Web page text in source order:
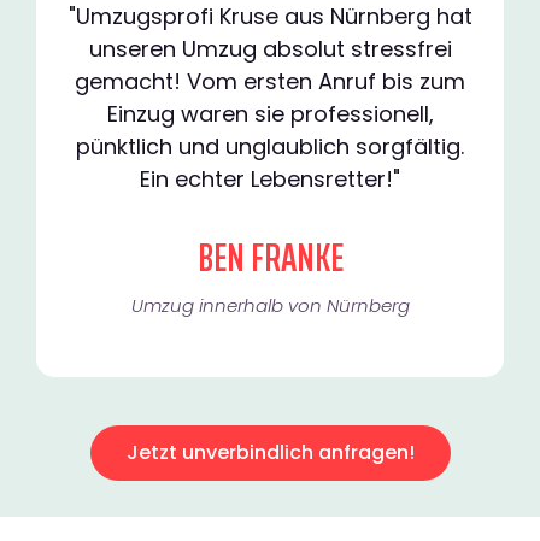
"Umzugsprofi Kruse aus Nürnberg hat
unseren Umzug absolut stressfrei
gemacht! Vom ersten Anruf bis zum
Einzug waren sie professionell,
pünktlich und unglaublich sorgfältig.
Ein echter Lebensretter!"
BEN FRANKE
Umzug innerhalb von Nürnberg​
Jetzt unverbindlich anfragen!